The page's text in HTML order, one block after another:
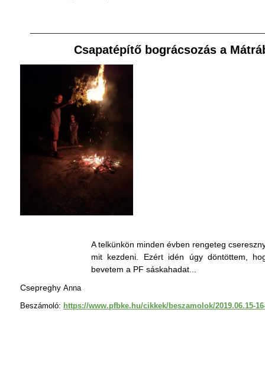
Csapatépítő bográcsozás a
A telkünkön minden évben rengeteg
mit kezdeni. Ezért idén úgy döntöttem,
bevetem a PF sáskahadat...
Csepreghy Anna
Beszámoló: https://www.pfbke.hu/cikkek/beszamolok/2019.06.15-